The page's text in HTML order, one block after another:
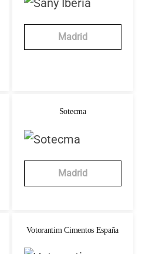
Madrid
Sotecma
Madrid
Votorantim Cimentos España